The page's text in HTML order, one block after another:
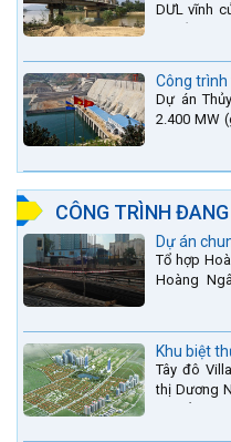
DƯL vĩnh
Công trình
Dự án
2.400 MW
CÔNG TRÌNH
Dự án
Tổ hợp
Hoàng
Khu biệt
Tây đô
thị Dương